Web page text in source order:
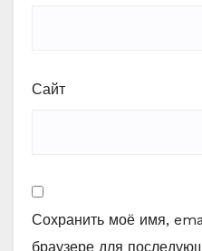
Сайт
Сохранить моё имя,
браузере для